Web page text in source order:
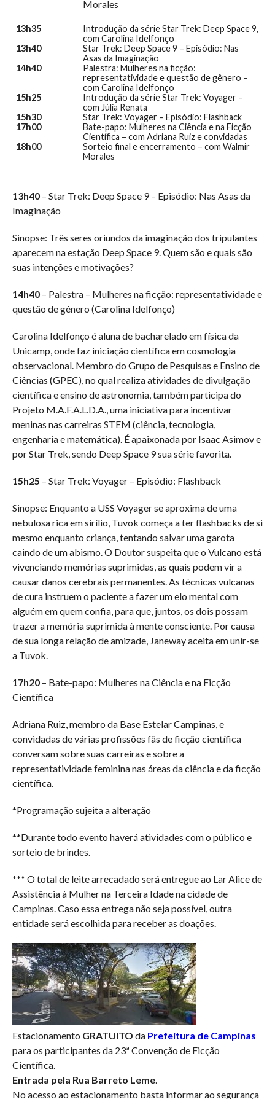
Morales
13h35
Introdução da série Star Trek: Deep Space 9,
com Carolina Idelfonço
13h40
Star Trek: Deep Space 9 – Episódio: Nas
Asas da Imaginação
14h40
Palestra: Mulheres na ficção:
representatividade e questão de gênero –
com Carolina Idelfonço
15h25
Introdução da série Star Trek: Voyager –
com Júlia Renata
15h30
Star Trek: Voyager – Episódio: Flashback
17h00
Bate-papo: Mulheres na Ciência e na Ficção
Científica – com Adriana Ruiz e convidadas
18h00
Sorteio final e encerramento – com Walmir
Morales
13h40– Star Trek: Deep Space 9 – Episódio: Nas Asas da
Imaginação
Sinopse: Três seres oriundos da imaginação dos tripulantes
aparecem na estação Deep Space 9. Quem são e quais são
suas intenções e motivações?
14h40– Palestra – Mulheres na ficção: representatividade e
questão de gênero (Carolina Idelfonço)
Carolina Idelfonço é aluna de bacharelado em física da
Unicamp, onde faz iniciação científica em cosmologia
observacional. Membro do Grupo de Pesquisas e Ensino de
Ciências (GPEC), no qual realiza atividades de divulgação
científica e ensino de astronomia, também participa do
Projeto M.A.F.A.L.D.A., uma iniciativa para incentivar
meninas nas carreiras STEM (ciência, tecnologia,
engenharia e matemática). É apaixonada por Isaac Asimov e
por Star Trek, sendo Deep Space 9 sua série favorita.
15h25 – Star Trek: Voyager – Episódio: Flashback
Sinopse: Enquanto a USS Voyager se aproxima de uma
nebulosa rica em sirílio, Tuvok começa a ter flashbacks de si
mesmo enquanto criança, tentando salvar uma garota
caindo de um abismo. O Doutor suspeita que o Vulcano está
vivenciando memórias suprimidas, as quais podem vir a
causar danos cerebrais permanentes. As técnicas vulcanas
de cura instruem o paciente a fazer um elo mental com
alguém em quem confia, para que, juntos, os dois possam
trazer a memória suprimida à mente consciente. Por causa
de sua longa relação de amizade, Janeway aceita em unir-se
a Tuvok.
17h20– Bate-papo: Mulheres na Ciência e na Ficção
Científica
Adriana Ruiz, membro da Base Estelar Campinas, e
convidadas de várias profissões fãs de ficção científica
conversam sobre suas carreiras e sobre a
representatividade feminina nas áreas da ciência e da ficção
científica.
*Programação sujeita a alteração
**Durante todo evento haverá atividades com o público e
sorteio de brindes.
*** O total de leite arrecadado será entregue ao Lar Alice de
Assistência à Mulher na Terceira Idade na cidade de
Campinas. Caso essa entrega não seja possível, outra
entidade será escolhida para receber as doações.
Estacionamento GRATUITO da Prefeitura de Campinas
para os participantes da 23ª Convenção de Ficção
Científica.
Entrada pela Rua Barreto Leme.
No acesso ao estacionamento basta informar ao segurança